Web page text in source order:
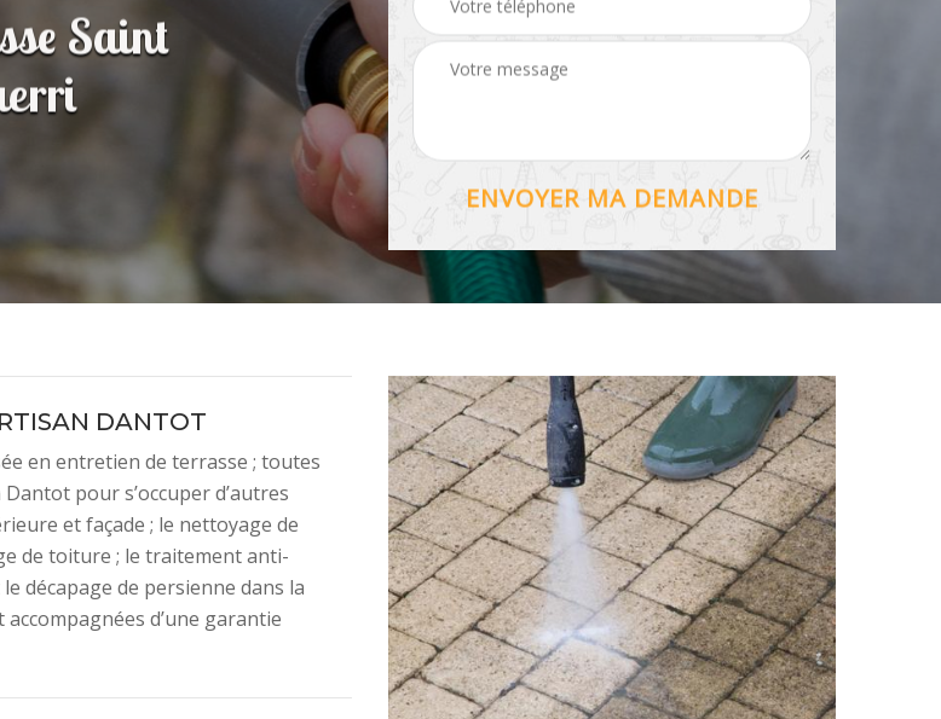
Saint
DANTOT
en entretien de terrasse ; toutes
pour s’occuper d’autres
et façade ; le nettoyage de
de toiture ; le traitement anti-
décapage de persienne dans la
d’une garantie